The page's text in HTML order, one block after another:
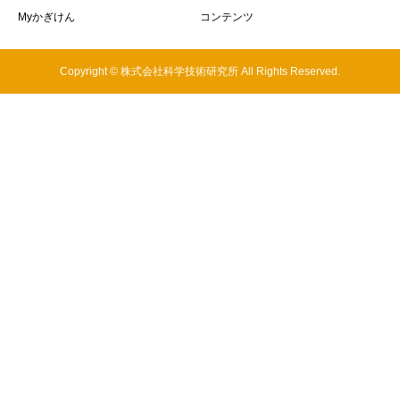
Myかぎけん コンテンツ
Copyright © 株式会社科学技術研究所 All Rights Reserved.